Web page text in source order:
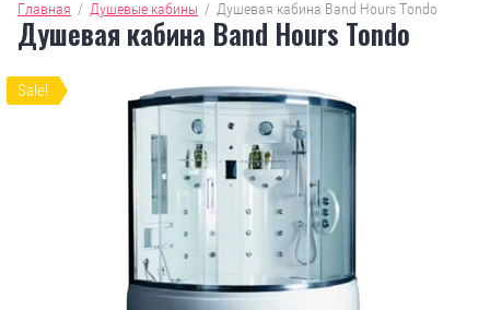
Главная
  /
Душевые кабины
  /
Душевая кабина Band Hours Tondo
Душевая кабина Band Hours Tondo
Sale!